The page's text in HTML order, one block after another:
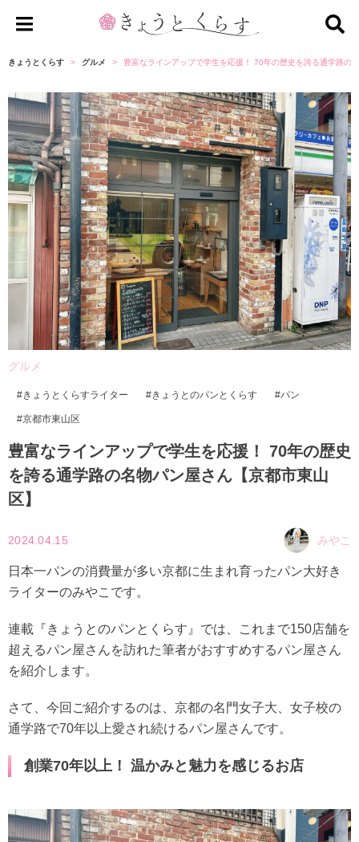
ょ
と
く
ら
す
きょうとくらす グルメ 豊富なラインアップで学生を応援！ 70年の歴史を誇る通学路の
グルメ
きょうとくらすライター きょうとのパンとくらす パン
京都市東山区
豊富なラインアップで学生を応援！ 70年の歴史
を誇る通学路の名物パン屋さん【京都市東山
区】
2024.04.15 みやこ
日本一パンの消費量が多い京都に生まれ育ったパン大好き
ライターのみやこです。
連載『きょうとのパンとくらす』では、これまで150店舗を
超えるパン屋さんを訪れた筆者がおすすめするパン屋さん
を紹介します。
さて、今回ご紹介するのは、京都の名門女子大、女子校の
通学路で70年以上愛され続けるパン屋さんです。
創業70年以上！ 温かみと魅力を感じるお店